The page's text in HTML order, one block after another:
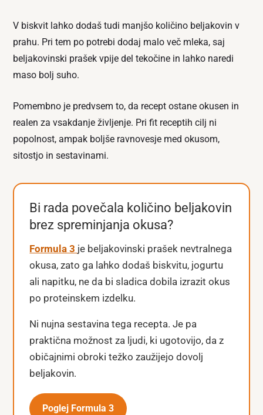
V biskvit lahko dodaš tudi manjšo količino beljakovin v
prahu. Pri tem po potrebi dodaj malo več mleka, saj
beljakovinski prašek vpije del tekočine in lahko naredi
maso bolj suho.
Pomembno je predvsem to, da recept ostane okusen in
realen za vsakdanje življenje. Pri fit receptih cilj ni
popolnost, ampak boljše ravnovesje med okusom,
sitostjo in sestavinami.
Bi rada povečala količino beljakovin
brez spreminjanja okusa?
Formula 3 je beljakovinski prašek nevtralnega
okusa, zato ga lahko dodaš biskvitu, jogurtu
ali napitku, ne da bi sladica dobila izrazit okus
po proteinskem izdelku.
Ni nujna sestavina tega recepta. Je pa
praktična možnost za ljudi, ki ugotovijo, da z
običajnimi obroki težko zaužijejo dovolj
beljakovin.
Poglej Formula 3